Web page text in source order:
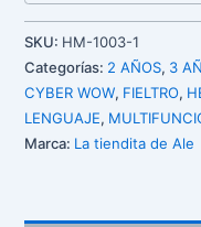
SKU: HM-1003-1
Categorías: 2 AÑOS, 3
CYBER WOW, FIELTRO,
LENGUAJE,
Marca: La tiendita de Ale